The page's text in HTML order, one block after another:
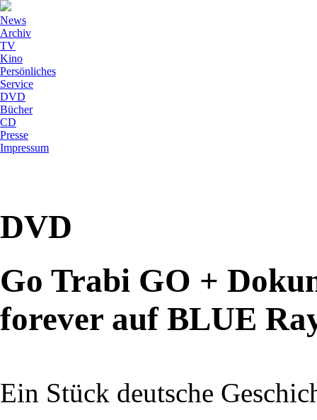
News
Archiv
TV
Kino
Persönliches
Service
DVD
Bücher
CD
Presse
Impressum
DVD
Go Trabi GO +
forever auf BLUE
Ein Stück deutsche